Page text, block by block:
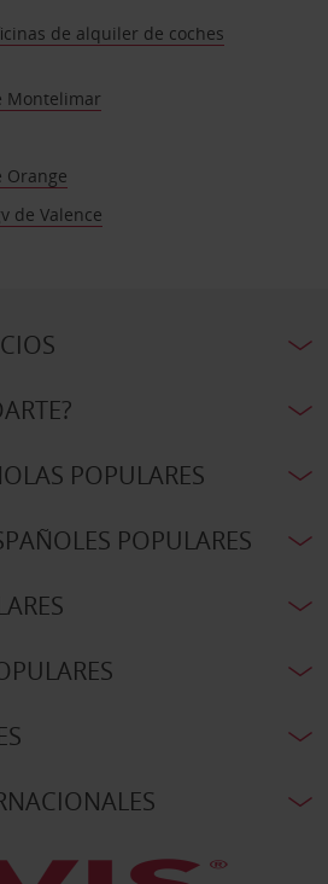
de alquiler de coches
Montelimar
Orange
de Valence
POPULARES
POPULARES